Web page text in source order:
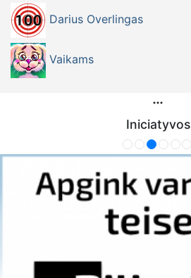
Darius Overlingas
Vaikams
Iniciatyvos